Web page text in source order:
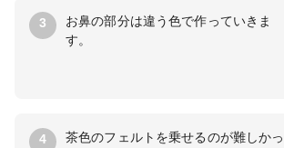
3
お鼻の部分は違う色で作っていきま
す。
4
茶色のフェルトを乗せるのが難しかっ